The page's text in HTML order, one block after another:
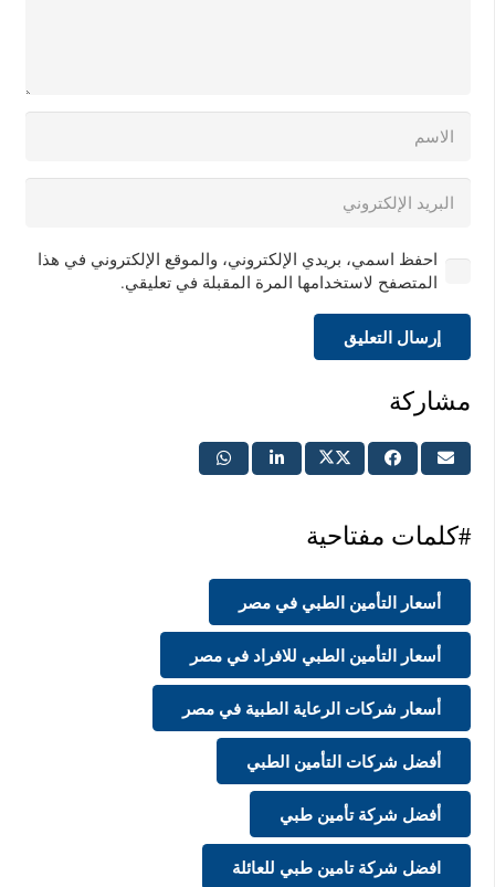
احفظ اسمي، بريدي الإلكتروني، والموقع الإلكتروني في هذا
المتصفح لاستخدامها المرة المقبلة في تعليقي.
إرسال التعليق
مشاركة
#كلمات مفتاحية
أسعار التأمين الطبي في مصر
أسعار التأمين الطبي للافراد في مصر
أسعار شركات الرعاية الطبية في مصر
أفضل شركات التأمين الطبي
أفضل شركة تأمين طبي
افضل شركة تامين طبي للعائلة